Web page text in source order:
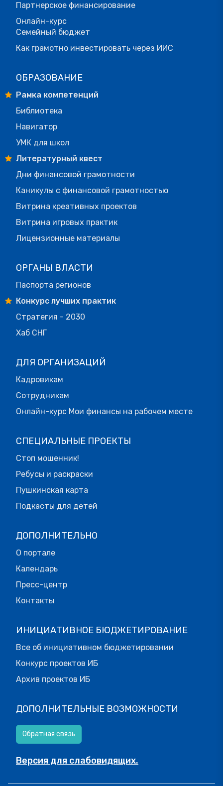
Партнерское финансирование
Онлайн-курс
Семейный бюджет
Как грамотно инвестировать через ИИС
ОБРАЗОВАНИЕ
Рамка компетенций
Библиотека
Навигатор
УМК для школ
Литературный квест
Дни финансовой грамотности
Каникулы с финансовой грамотностью
Витрина креативных проектов
Витрина игровых практик
Лицензионные материалы
ОРГАНЫ ВЛАСТИ
Паспорта регионов
Конкурс лучших практик
Стратегия - 2030
Хаб СНГ
ДЛЯ ОРГАНИЗАЦИЙ
Кадровикам
Сотрудникам
Онлайн-курс Мои финансы на рабочем месте
СПЕЦИАЛЬНЫЕ ПРОЕКТЫ
Стоп мошенник!
Ребусы и раскраски
Пушкинская карта
Подкасты для детей
ДОПОЛНИТЕЛЬНО
О портале
Календарь
Пресс-центр
Контакты
ИНИЦИАТИВНОЕ БЮДЖЕТИРОВАНИЕ
Все об инициативном бюджетировании
Конкурс проектов ИБ
Архив проектов ИБ
ДОПОЛНИТЕЛЬНЫЕ ВОЗМОЖНОСТИ
Обратная связь
Версия для слабовидящих.